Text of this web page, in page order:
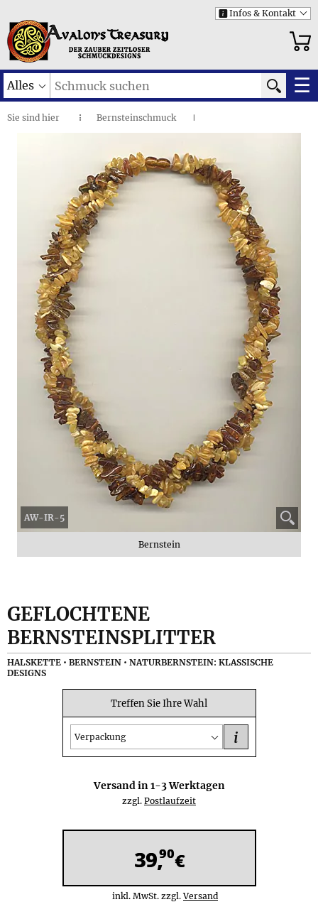
i Infos & Kontakt
Alles ☰
Sie sind hier ◌ Bernsteinschmuck I
Naturbernstein: Klassische Designs
AW-IR-5
Bernstein
GEFLOCHTENE
BERNSTEINSPLITTER
HALSKETTE • BERNSTEIN • NATURBERNSTEIN: KLASSISCHE
DESIGNS
Treffen Sie Ihre Wahl
Verpackung i
Versand in1-3Werktagen
zzgl. Postlaufzeit
39,90€
inkl. MwSt. zzgl.Versand